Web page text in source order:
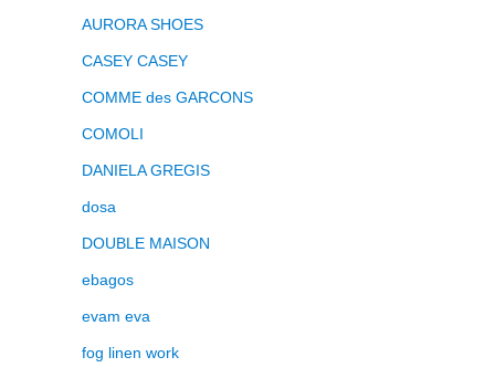
AURORA SHOES
CASEY CASEY
COMME des GARCONS
COMOLI
DANIELA GREGIS
dosa
DOUBLE MAISON
ebagos
evam eva
fog linen work